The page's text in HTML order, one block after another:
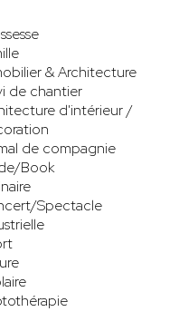
& Architecture
de chantier
d'intérieur /
de compagnie
Book
Spectacle